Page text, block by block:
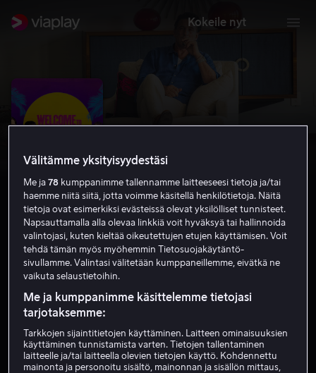
Kokeile nyt
Welcome To Acapulco
4.2 Komedia
HD
Vuokraa 3,99 €
Osta 9,99 €
Välitämme yksityisyydestäsi
Me ja78 kumppanimme tallennamme laitteeseesi tietoja ja/tai
haemme niitä siitä, jotta voimme käsitellä henkilötietoja. Näitä
tietoja ovat esimerkiksi evästeissä olevat yksilölliset tunnisteet.
Napsauttamalla alla olevaa linkkiä voit hyväksyä tai hallinnoida
valintojasi, kuten kieltää oikeutettujen etujen käyttämisen. Voit
tehdä tämän myös myöhemmin Tietosuojakäytäntö-
sivullamme. Valintasi välitetään kumppaneillemme, eivätkä ne
vaikuta selaustietoihin.
Me ja kumppanimme käsittelemme tietojasi
tarjotaksemme:
Tarkkojen sijaintitietojen käyttäminen. Laitteen ominaisuuksien
käyttäminen tunnistamista varten. Tietojen tallentaminen
laitteelle ja/tai laitteella olevien tietojen käyttö. Kohdennettu
mainonta ja personoitu sisältö, mainonnan ja sisällön mittaus,